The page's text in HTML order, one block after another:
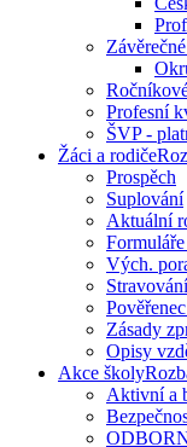
Profesní
ŠVP -
Žáci a rodiče
Prospěch
Suplování
Aktuální
Vých.
Stravování
Zásady
Opisy
Akce školy
Aktivní a